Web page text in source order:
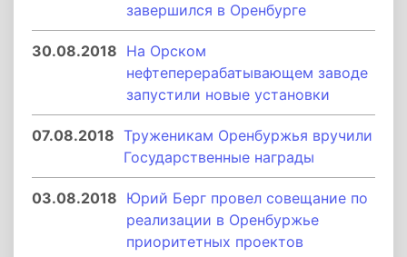
завершился в Оренбурге
30.08.2018 На Орском
нефтеперерабатывающем заводе
запустили новые установки
07.08.2018 Труженикам Оренбуржья вручили
Государственные награды
03.08.2018 Юрий Берг провел совещание по
реализации в Оренбуржье
приоритетных проектов